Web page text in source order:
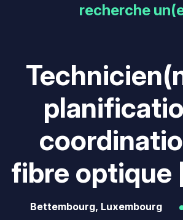
recherche
fibre optique
Bettembourg, Luxembourg